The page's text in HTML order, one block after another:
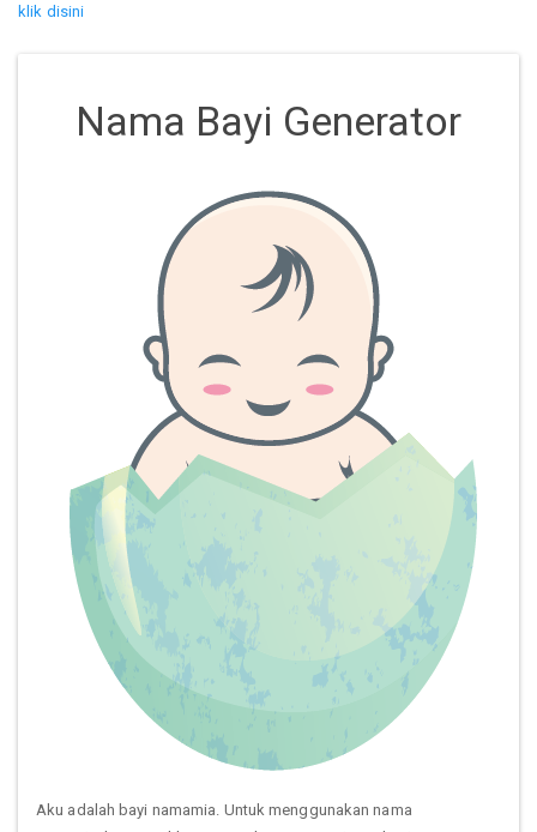
klik disini
Nama Bayi Generator
Aku adalah bayi namamia. Untuk menggunakan nama